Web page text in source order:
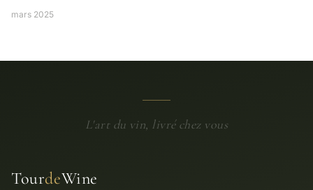
mars 2025
L'art du vin, livré chez vous
TourdeWine